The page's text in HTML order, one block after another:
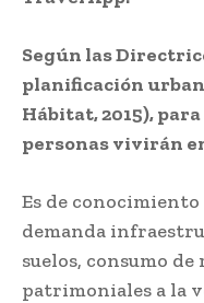
Según las
planificación
Hábitat, 2015), para
personas vivirán
Es de
demanda
suelos, consumo
patrimoniales a la